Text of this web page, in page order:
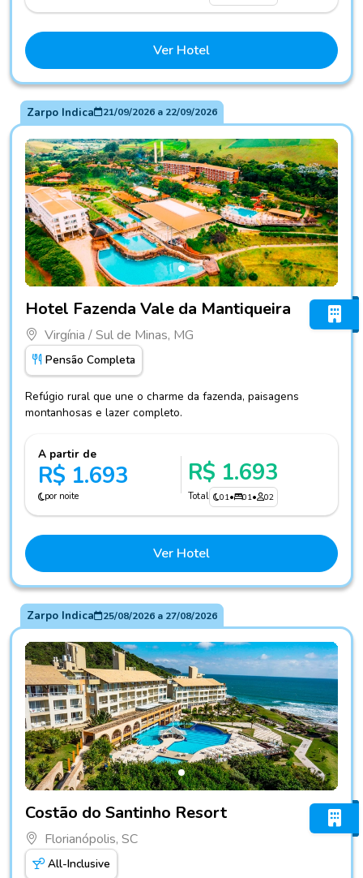
Ver Hotel
Zarpo Indica 21/09/2026a 22/09/2026
Hotel Fazenda Vale da Mantiqueira
Virgínia / Sul de Minas, MG
Pensão Completa
Refúgio rural que une o charme da fazenda, paisagens
montanhosas e lazer completo.
A partir de
R$ 1.693
por noite
R$ 1.693
Total 01• 01• 02
Ver Hotel
Zarpo Indica 25/08/2026a 27/08/2026
Costão do Santinho Resort
Florianópolis, SC
All-Inclusive